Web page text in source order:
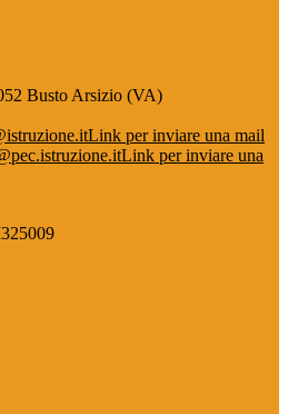
Busto Arsizio (VA)
Link per inviare una mail
Link per inviare una